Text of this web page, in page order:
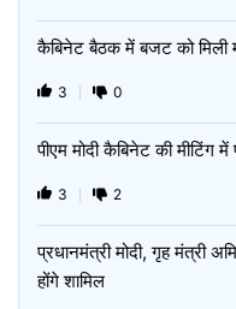
कैबिनेट बैठक में बजट को मिली
3 0
पीएम मोदी कैबिनेट की
3 2
प्रधानमंत्री मोदी, गृह मंत्री
होंगे शामिल